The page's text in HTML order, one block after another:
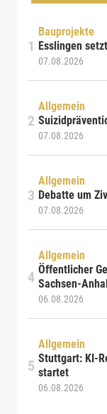
Bauprojekte
Esslingen
07.08.2026
Allgemein
07.08.2026
Allgemein
Debatte um
07.08.2026
Allgemein
Öffentlicher
Sachsen-
06.08.2026
Allgemein
Stuttgart: KI-
startet
06.08.2026